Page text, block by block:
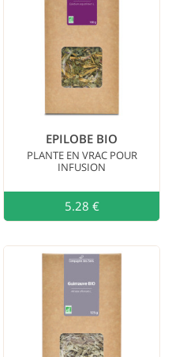
Ajouter au
EPILOBE BIO
PLANTE EN VRAC POUR
INFUSION
5.28 €